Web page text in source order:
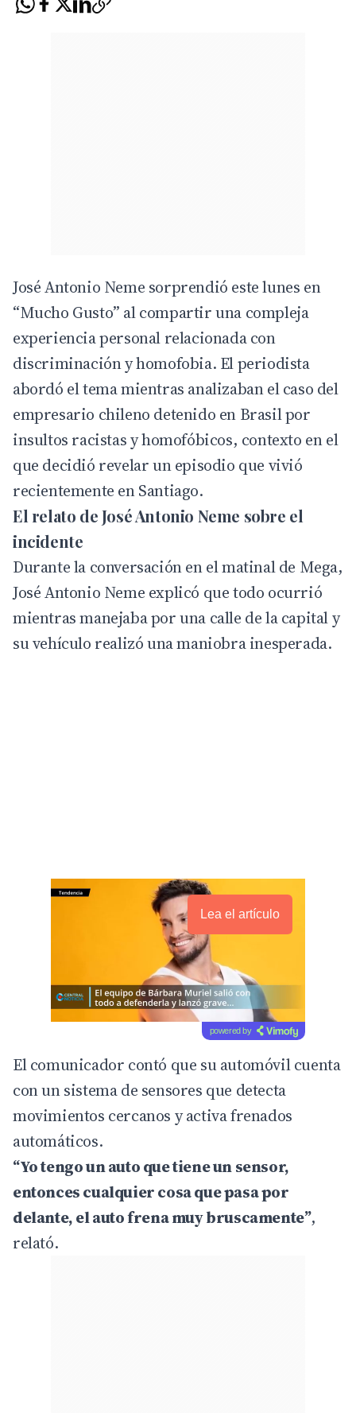
José Antonio Neme sorprendió este lunes en
“Mucho Gusto” al compartir una compleja
experiencia personal relacionada con
discriminación y homofobia. Elperiodista
abordó el tema mientras analizaban el caso del
empresario chileno detenido en Brasil por
insultos racistas y homofóbicos, contexto en el
que decidió revelar un episodio que vivió
recientemente en Santiago.
El relato de José Antonio Neme sobre el
incidente
Durante la conversación en el matinal de Mega,
José Antonio Neme explicó que todo ocurrió
mientras manejaba por una calle de la capital y
su vehículo realizó una maniobra inesperada.
Lea el artículo
powered by
El comunicador contó que su automóvil cuenta
con un sistema de sensores que detecta
movimientos cercanos y activa frenados
automáticos.
“Yo tengo un auto que tiene un sensor,
entonces cualquier cosa que pasa por
delante, el auto frena muy bruscamente”,
relató.